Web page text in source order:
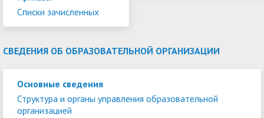
Списки зачисленных
СВЕДЕНИЯ ОБ ОБРАЗОВАТЕЛЬНОЙ ОРГАНИЗАЦИИ
Основные сведения
Структура и органы управления образовательной
организацией